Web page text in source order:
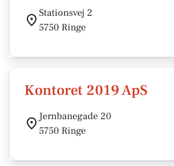
Stationsvej 2
5750 Ringe
Kontoret 2019 ApS
Jernbanegade 20
5750 Ringe